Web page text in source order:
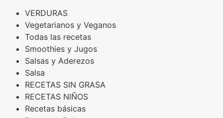
VERDURAS
Vegetarianos y Veganos
Todas las recetas
Smoothies y Jugos
Salsas y Aderezos
Salsa
RECETAS SIN GRASA
RECETAS NIÑOS
Recetas básicas